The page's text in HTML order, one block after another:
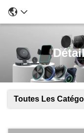
Toutes Les